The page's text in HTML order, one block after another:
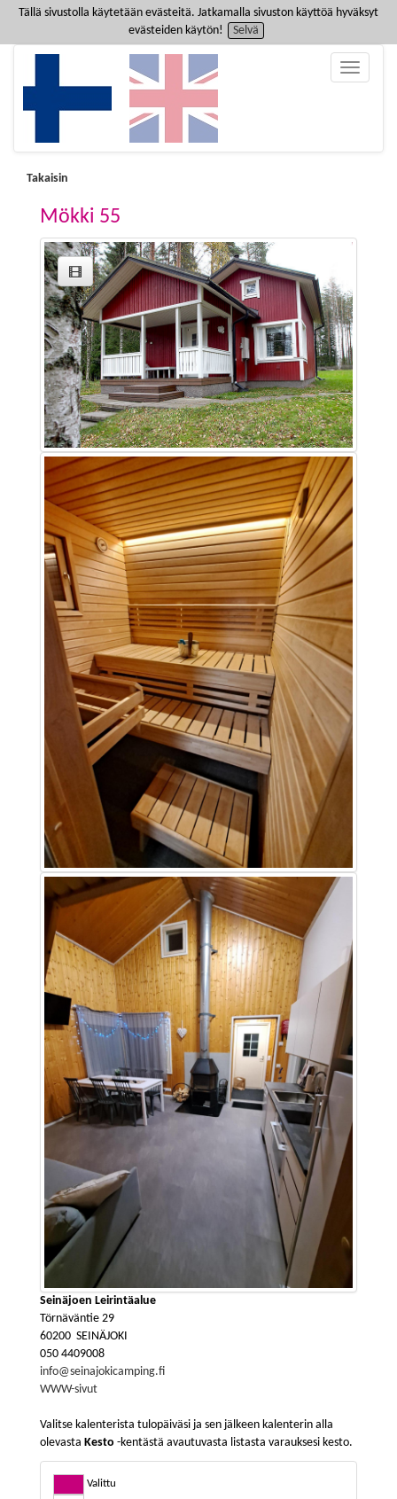
Tällä sivustolla käytetään evästeitä. Jatkamalla sivuston käyttöä hyväksyt
evästeiden käytön!
Selvä
Toggle
Takaisin
Mökki 55
Seinäjoen Leirintäalue
Törnäväntie 29
60200 SEINÄJOKI
050 4409008
info@seinajokicamping.fi
WWW-sivut
Valitse kalenterista tulopäiväsi ja sen jälkeen kalenterin alla
olevasta Kesto -kentästä avautuvasta listasta varauksesi kesto.
Valittu